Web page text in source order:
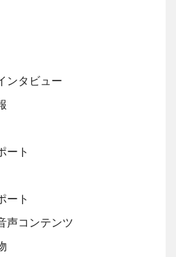
ンタビュー
ート
ート
声コンテンツ